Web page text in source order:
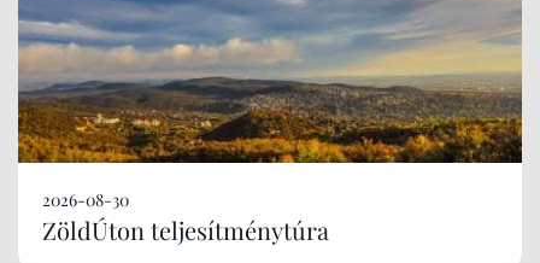
2026-08-30
ZöldÚton teljesítménytúra